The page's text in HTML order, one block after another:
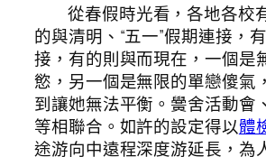
從春假時光看，各地各校
的與清明、“五一”假期連接，
接，有的則與而現在，一個是
慾，另一個是無限的單戀傻氣
到讓她無法平衡。黌舍活動會
等相聯合。如許的設定得以體
途游向中遠程深度游延長，為